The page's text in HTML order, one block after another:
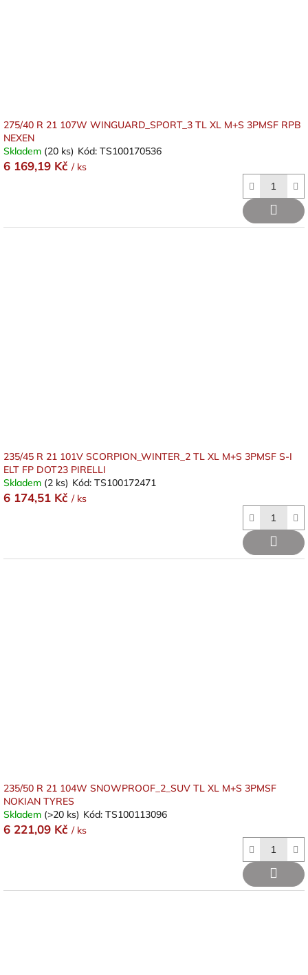
275/40 R 21 107W WINGUARD_SPORT_3 TL XL M+S 3PMSF RPB
NEXEN
Skladem (20 ks) Kód: TS100170536
6 169,19 Kč / ks
235/45 R 21 101V SCORPION_WINTER_2 TL XL M+S 3PMSF S-I
ELT FP DOT23 PIRELLI
Skladem (2 ks) Kód: TS100172471
6 174,51 Kč / ks
235/50 R 21 104W SNOWPROOF_2_SUV TL XL M+S 3PMSF
NOKIAN TYRES
Skladem (>20 ks) Kód: TS100113096
6 221,09 Kč / ks